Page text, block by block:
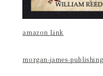
amazon Link
morgan-james-publishing